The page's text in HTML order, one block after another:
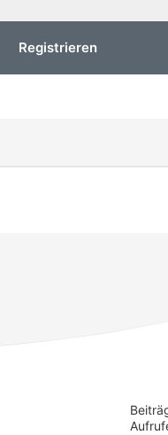
Registrieren